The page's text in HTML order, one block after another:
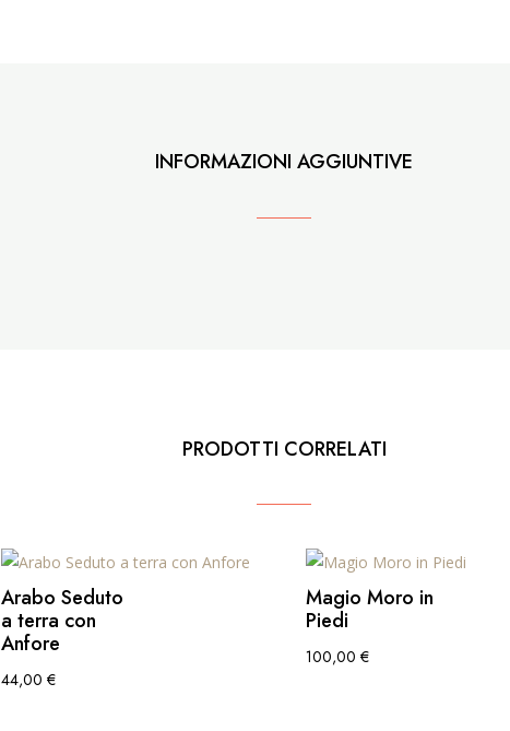
INFORMAZIONI AGGIUNTIVE
PRODOTTI CORRELATI
Arabo Seduto
a terra con
Anfore
44,00€
Magio Moro in
Piedi
100,00€